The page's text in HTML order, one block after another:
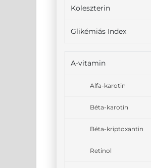
Koleszterin
Glikémiás Index
A-vitamin
Alfa-karotin
Béta-karotin
Béta-kriptoxantin
Retinol